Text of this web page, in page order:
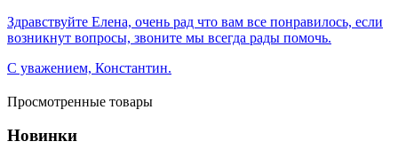
Здравствуйте Елена, очень рад что вам все понравилось, если
возникнут вопросы, звоните мы всегда рады помочь.
С уважением, Константин.
Просмотренные товары
Новинки